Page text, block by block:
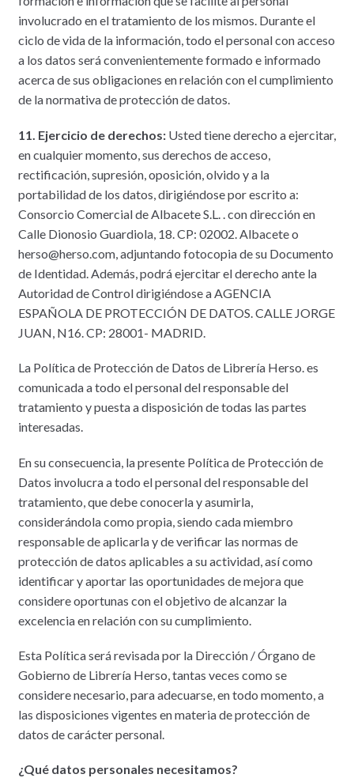
involucrado en el tratamiento de los mismos. Durante el
ciclo de vida de la información, todo el personal con acceso
a los datos será convenientemente formado e informado
acerca de sus obligaciones en relación con el cumplimiento
de la normativa de protección de datos.
11. Ejercicio de derechos: Usted tiene derecho a ejercitar,
en cualquier momento, sus derechos de acceso,
rectificación, supresión, oposición, olvido y a la
portabilidad de los datos, dirigiéndose por escrito a:
Consorcio Comercial de Albacete S.L. . con dirección en
Calle Dionosio Guardiola, 18. CP: 02002. Albacete o
herso@herso.com, adjuntando fotocopia de su Documento
de Identidad. Además, podrá ejercitar el derecho ante la
Autoridad de Control dirigiéndose a AGENCIA
ESPAÑOLA DE PROTECCIÓN DE DATOS. CALLE JORGE
JUAN, N16. CP: 28001- MADRID.
La Política de Protección de Datos de Librería Herso. es
comunicada a todo el personal del responsable del
tratamiento y puesta a disposición de todas las partes
interesadas.
En su consecuencia, la presente Política de Protección de
Datos involucra a todo el personal del responsable del
tratamiento, que debe conocerla y asumirla,
considerándola como propia, siendo cada miembro
responsable de aplicarla y de verificar las normas de
protección de datos aplicables a su actividad, así como
identificar y aportar las oportunidades de mejora que
considere oportunas con el objetivo de alcanzar la
excelencia en relación con su cumplimiento.
Esta Política será revisada por la Dirección / Órgano de
Gobierno de Librería Herso, tantas veces como se
considere necesario, para adecuarse, en todo momento, a
las disposiciones vigentes en materia de protección de
datos de carácter personal.
¿Qué datos personales necesitamos?